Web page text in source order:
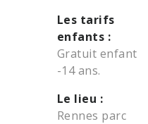
Les tarifs
enfants :
Gratuit enfant
-14 ans.
Le lieu :
Rennes parc